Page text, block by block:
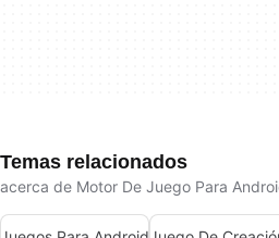
Temas relacionados
acerca de Motor De Juego Para